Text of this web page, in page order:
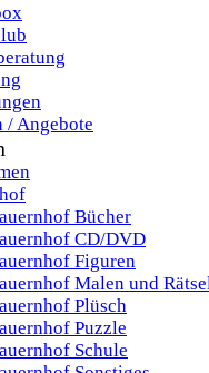
/ Angebote
Bücher
CD/DVD
Figuren
Malen und
Plüsch
Puzzle
Schule